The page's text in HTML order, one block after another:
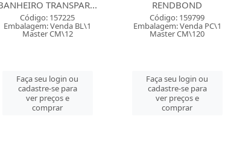
RENDBOND
Código: 159799
Embalagem: Venda PC\1
Master CM\120
Faça seu login ou
cadastre-se para
ver preços e
comprar
Código: 159800
Embalagem: Venda CT\1
Master CM\12
Faça seu login ou
cadastre-se para
ver preços e
comprar